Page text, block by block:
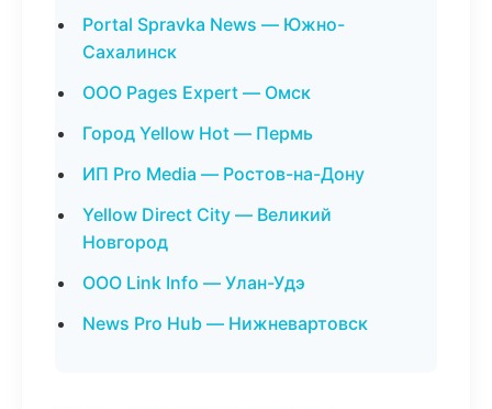
Portal Spravka News — Южно-
Сахалинск
ООО Pages Expert — Омск
Город Yellow Hot — Пермь
ИП Pro Media — Ростов-на-Дону
Yellow Direct City — Великий
Новгород
ООО Link Info — Улан-Удэ
News Pro Hub — Нижневартовск